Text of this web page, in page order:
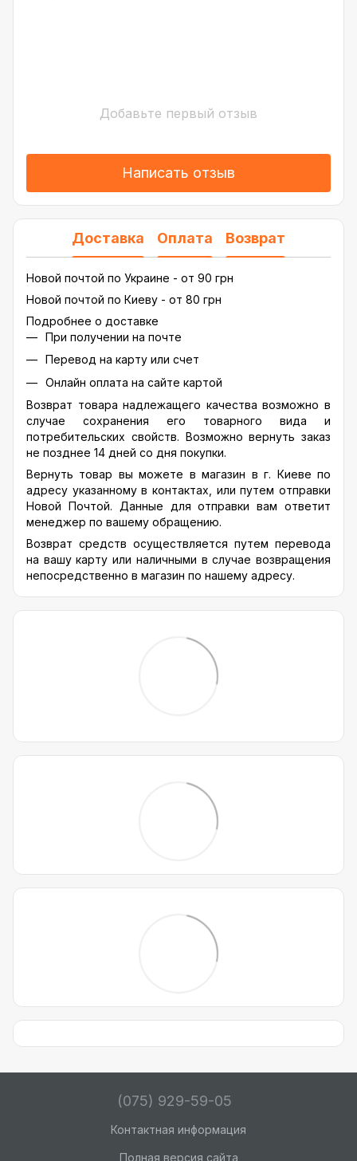
Добавьте первый отзыв
Написать отзыв
Доставка Оплата Возврат
Новой почтой по Украине - от 90 грн
Новой почтой по Киеву - от 80 грн
Подробнее о доставке
При получении на почте
Перевод на карту или счет
Онлайн оплата на сайте картой
Возврат товара надлежащего качества возможно в
случае сохранения его товарного вида и
потребительских свойств. Возможно вернуть заказ
не позднее 14 дней со дня покупки.
Вернуть товар вы можете в магазин в г. Киеве по
адресу указанному в контактах, или путем отправки
Новой Почтой. Данные для отправки вам ответит
менеджер по вашему обращению.
Возврат средств осуществляется путем перевода
на вашу карту или наличными в случае возвращения
непосредственно в магазин по нашему адресу.
(075) 929-59-05
Контактная информация
Полная версия сайта